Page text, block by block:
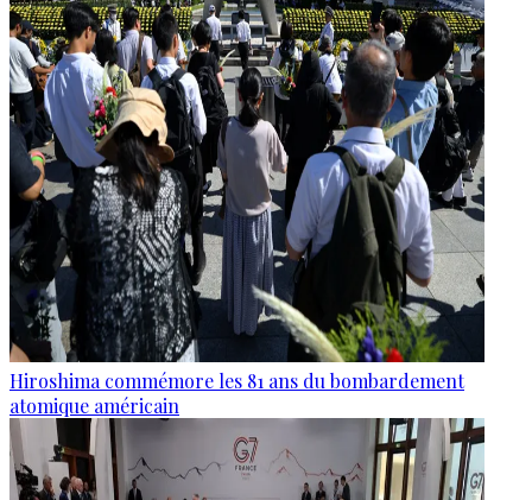
Hiroshima commémore les 81 ans du bombardement
atomique américain